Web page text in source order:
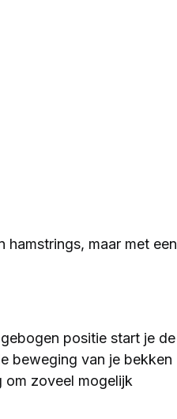
hamstrings, maar met een
positie start je de
beweging van je bekken
om zoveel mogelijk